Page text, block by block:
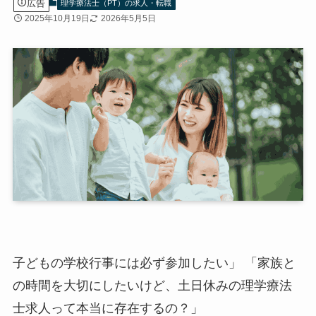
広告 理学療法士（PT）の求人・転職
2025年10月19日 2026年5月5日
子どもの学校行事には必ず参加したい」 「家族と
の時間を大切にしたいけど、土日休みの理学療法
士求人って本当に存在するの？」